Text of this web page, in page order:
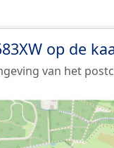
op de
van het